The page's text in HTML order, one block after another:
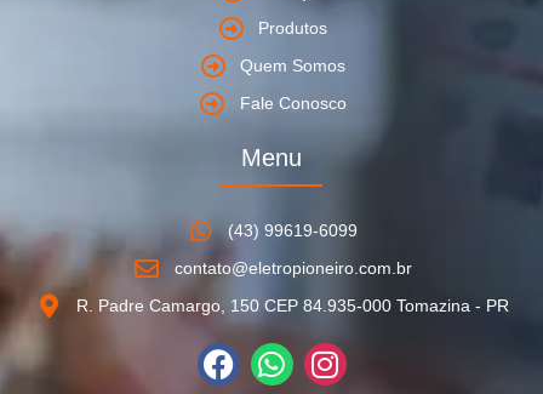
Produtos
Quem Somos
Fale Conosco
Menu
(43) 99619-6099
contato@eletropioneiro.com.br
R. Padre Camargo, 150 CEP 84.935-000 Tomazina - PR